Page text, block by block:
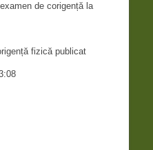
de corigență la
fizică publicat